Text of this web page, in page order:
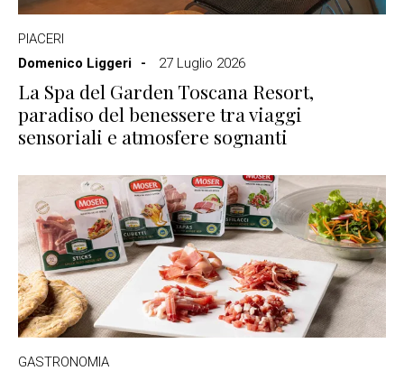
PIACERI
Domenico Liggeri
27 Luglio 2026
La Spa del Garden Toscana Resort,
paradiso del benessere tra viaggi
sensoriali e atmosfere sognanti
GASTRONOMIA